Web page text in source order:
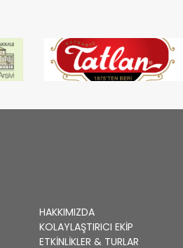
HAKKIMIZDA
KOLAYLAŞTIRICI EKIP
ETKINLIKLER & TURLAR